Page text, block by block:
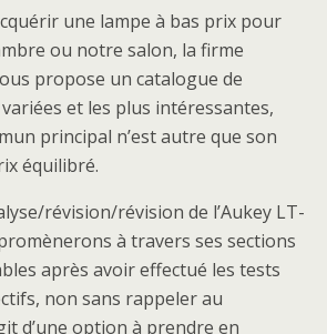
une lampe à bas prix pour
ou notre salon, la firme
propose un catalogue de
et les plus intéressantes,
principal n’est autre que son
équilibré.
révision/révision de l’Aukey LT-
à travers ses sections
après avoir effectué les tests
non sans rappeler au
d’une option à prendre en